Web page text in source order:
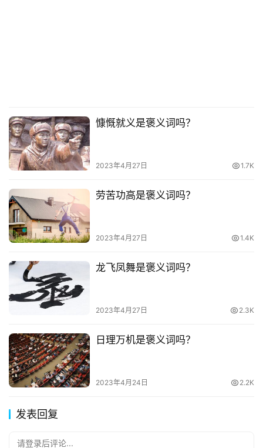
慷慨就义是褒义词吗？
2023年4月27日 1.7K
劳苦功高是褒义词吗？
2023年4月27日 1.4K
龙飞凤舞是褒义词吗？
2023年4月27日 2.3K
日理万机是褒义词吗？
2023年4月24日 2.2K
发表回复
请登录后评论...